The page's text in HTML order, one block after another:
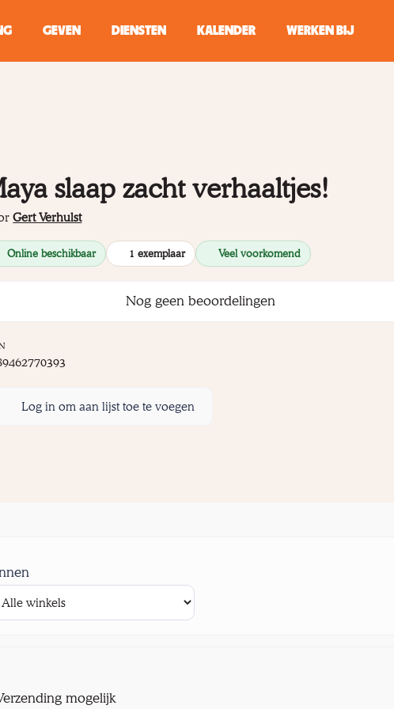
GEVEN DIENSTEN KALENDER WERKEN BIJ
Typ minstens 2 tekens om te zoeken.
slaap zacht verhaaltjes!
Gert Verhulst
Online beschikbaar 1 exemplaar Veel voorkomend
Nog geen beoordelingen
Log in om aan lijst toe te voegen
mogelijk